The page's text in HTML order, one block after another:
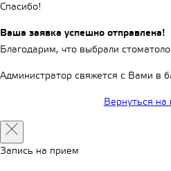
Спасибо!
Ваша заявка успешно отправлена!
Благодарим, что выбрали
Администратор свяжется с Вами в
Вернуться на
Запись на прием